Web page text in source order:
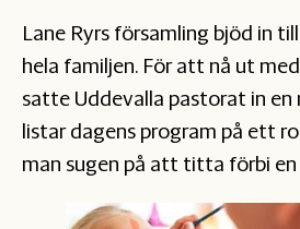
Lane Ryrs församling bjöd in
hela familjen. För att nå ut
satte Uddevalla pastorat in en
listar dagens program på ett
man sugen på att titta förbi en